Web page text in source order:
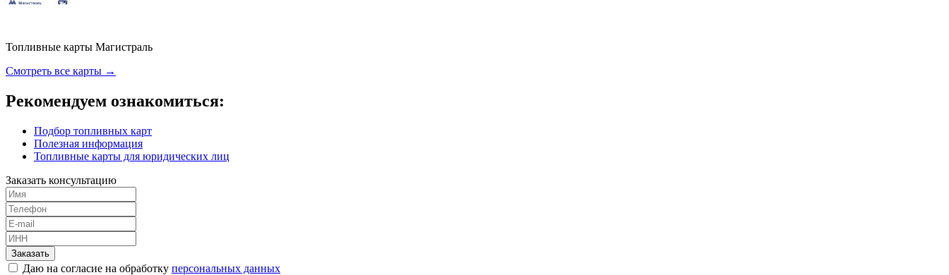
Топливные карты Магистраль
Смотреть все карты →
Рекомендуем ознакомиться:
Подбор топливных карт
Полезная информация
Топливные карты для юридических лиц
Заказать консультацию
Заказать
Даю на согласие на обработку персональных данных